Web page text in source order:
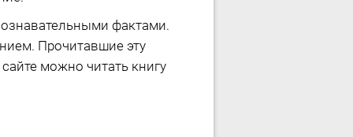
фактами.
Прочитавшие эту
можно читать книгу